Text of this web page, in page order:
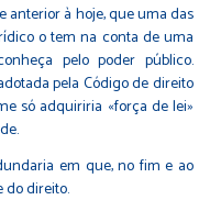
à hoje, que uma das
o tem na conta de uma
pelo poder público.
pela Código de direito
só adquiriria «força de lei»
em que, no fim e ao
do direito.